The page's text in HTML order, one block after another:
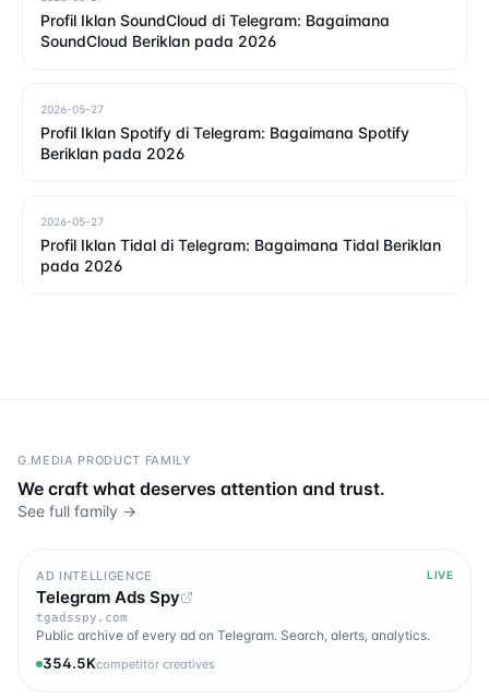
Profil Iklan SoundCloud di Telegram: Bagaimana
SoundCloud Beriklan pada 2026
2026-05-27
Profil Iklan Spotify di Telegram: Bagaimana Spotify
Beriklan pada 2026
2026-05-27
Profil Iklan Tidal di Telegram: Bagaimana Tidal Beriklan
pada 2026
G.MEDIA PRODUCT FAMILY
We craft what deserves attention and trust.
See full family →
AD INTELLIGENCE LIVE
Telegram Ads Spy
tgadsspy.com
Public archive of every ad on Telegram. Search, alerts, analytics.
354.5Kcompetitor creatives